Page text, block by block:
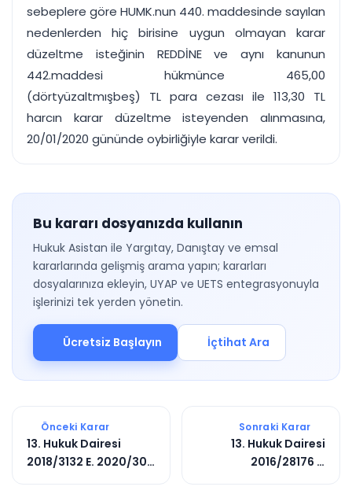
sebeplere göre HUMK.nun 440. maddesinde sayılan
nedenlerden hiç birisine uygun olmayan karar
düzeltme isteğinin REDDİNE ve aynı kanunun
442.maddesi hükmünce 465,00
(dörtyüzaltmışbeş) TL para cezası ile 113,30 TL
harcın karar düzeltme isteyenden alınmasına,
20/01/2020 gününde oybirliğiyle karar verildi.
Bu kararı dosyanızda kullanın
Hukuk Asistan ile Yargıtay, Danıştay ve emsal
kararlarında gelişmiş arama yapın; kararları
dosyalarınıza ekleyin, UYAP ve UETS entegrasyonuyla
işlerinizi tek yerden yönetin.
Ücretsiz Başlayın İçtihat Ara
Önceki Karar
13. Hukuk Dairesi
2018/3132 E. 2020/307
Sonraki Karar
13. Hukuk Dairesi
2016/28176 E.